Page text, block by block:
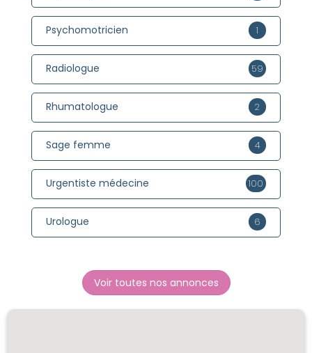
Psychomotricien 1
Radiologue 59
Rhumatologue 2
Sage femme 4
Urgentiste médecine 100
Urologue 6
Voir toutes nos annonces